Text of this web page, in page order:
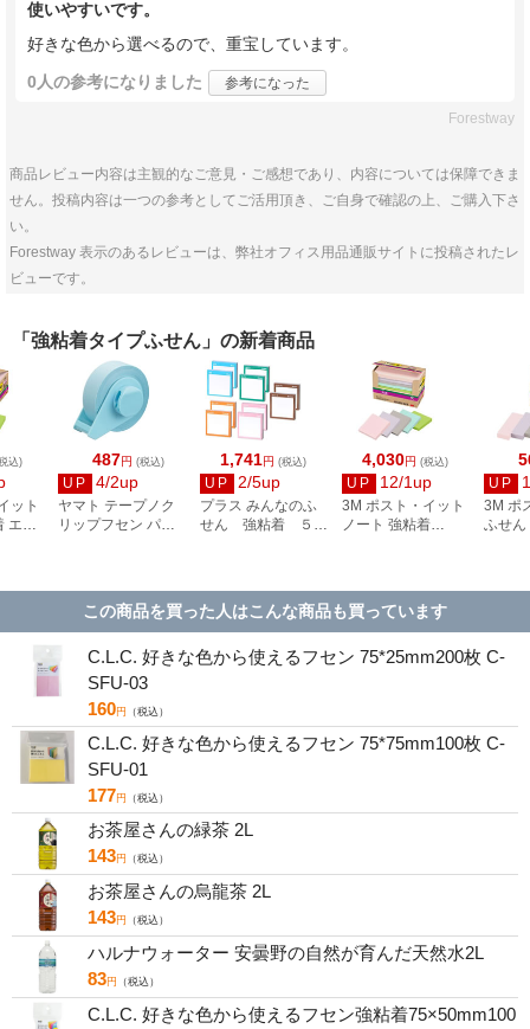
使いやすいです。
好きな色から選べるので、重宝しています。
0人の参考になりました 参考になった
Forestway
商品レビュー内容は主観的なご意見・ご感想であり、内容については保障できま
せん。投稿内容は一つの参考としてご活用頂き、ご自身で確認の上、ご購入下さ
い。
Forestway 表示のあるレビューは、弊社オフィス用品通販サイトに投稿されたレ
ビューです。
「強粘着タイプふせん」の新着商品
487円 (税込)
UP 4/2up
ヤマト テープノク
リップフセン パス
1,741円 (税込)
UP 2/5up
プラス みんなのふ
せん 強粘着 ５色
4,030円 (税込)
UP 12/1up
3M ポスト・イット
ノート 強粘着
UP
3M ポ
ふせん
込)
ット
エコ
この商品を買った人はこんな商品も買っています
C.L.C. 好きな色から使えるフセン 75*25mm200枚 C-
SFU-03
160円 （税込）
C.L.C. 好きな色から使えるフセン 75*75mm100枚 C-
SFU-01
177円 （税込）
お茶屋さんの緑茶 2L
143円 （税込）
お茶屋さんの烏龍茶 2L
143円 （税込）
ハルナウォーター 安曇野の自然が育んだ天然水2L
83円 （税込）
C.L.C. 好きな色から使えるフセン強粘着75×50mm100